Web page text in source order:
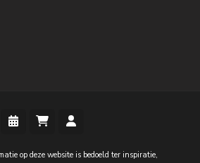
op deze website is bedoeld ter inspiratie,